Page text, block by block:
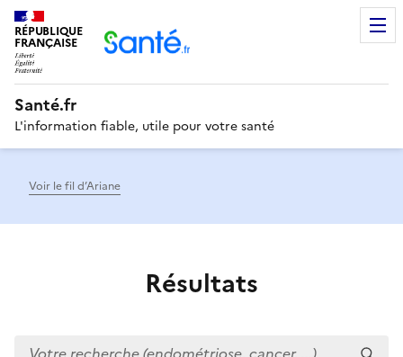
RÉPUBLIQUE
FRANÇAISE
Santé.fr
L'information fiable, utile pour votre santé
Voir le fil d’Ariane
Résultats
Votre recherche (endométriose, cancer, ...)